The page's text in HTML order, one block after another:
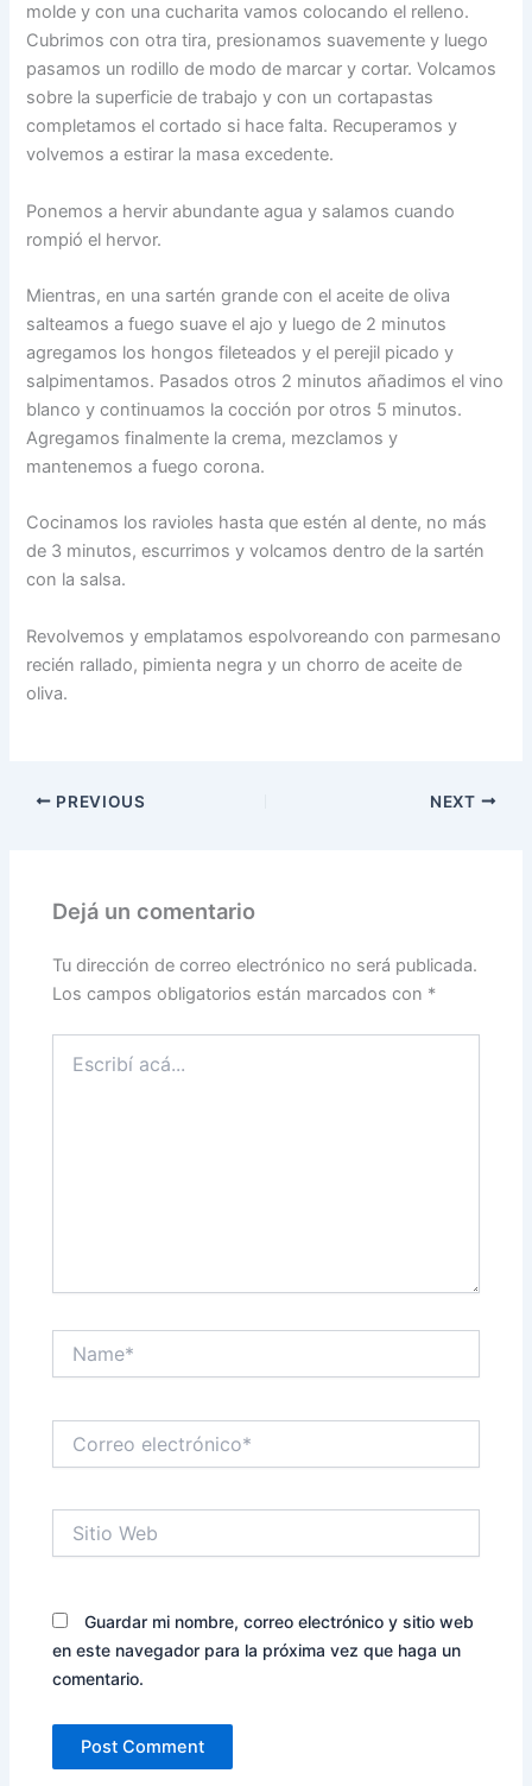
molde y con una cucharita vamos colocando el relleno.
Cubrimos con otra tira, presionamos suavemente y luego
pasamos un rodillo de modo de marcar y cortar. Volcamos
sobre la superficie de trabajo y con un cortapastas
completamos el cortado si hace falta. Recuperamos y
volvemos a estirar la masa excedente.
Ponemos a hervir abundante agua y salamos cuando
rompió el hervor.
Mientras, en una sartén grande con el aceite de oliva
salteamos a fuego suave el ajo y luego de 2 minutos
agregamos los hongos fileteados y el perejil picado y
salpimentamos. Pasados otros 2 minutos añadimos el vino
blanco y continuamos la cocción por otros 5 minutos.
Agregamos finalmente la crema, mezclamos y
mantenemos a fuego corona.
Cocinamos los ravioles hasta que estén al dente, no más
de 3 minutos, escurrimos y volcamos dentro de la sartén
con la salsa.
Revolvemos y emplatamos espolvoreando con parmesano
recién rallado, pimienta negra y un chorro de aceite de
oliva.
PREVIOUS NEXT
Dejá un comentario
Tu dirección de correo electrónico no será publicada.
Los campos obligatorios están marcados con *
acá...
electrónico*
Web
Guardar mi nombre, correo electrónico y sitio web
en este navegador para la próxima vez que haga un
comentario.